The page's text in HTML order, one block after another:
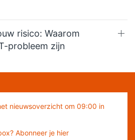
risico: Waarom
probleem zijn
nieuwsoverzicht om 09:00 in
Abonneer je hier